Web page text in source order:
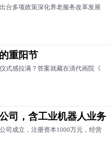
台多项政策深化养老服务改革发展
重阳节
式感拉满？答案就藏在清代画院《
司，含工业机器人业务
司成立，注册资本1000万元，经营